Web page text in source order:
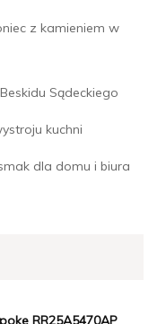
z kamieniem w
Sądeckiego
kuchni
dla domu i biura
RR25A5470AP